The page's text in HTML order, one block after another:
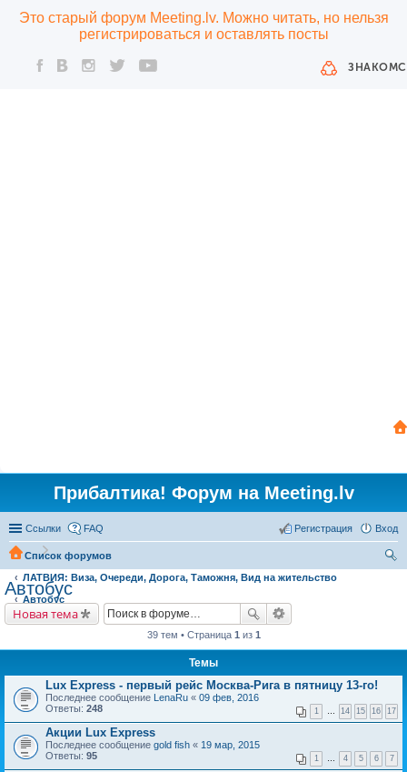
Это старый форум Meeting.lv. Можно читать, но нельзя
регистрироваться и оставлять посты
Прибалтика! Форум на Meeting.lv
Ссылки FAQ Вход
Регистрация
Список форумов
ЛАТВИЯ: Виза, Очереди, Дорога, Таможня, Вид на жительство
Автобус
Автобус
Новая тема
39 тем • Страница 1 из 1
Темы
Lux Express - первый рейс Москва-Рига в пятницу 13-го!
Последнее сообщение LenaRu « 09 фев, 2016
Ответы: 248 1 … 14 15 16 17
Акции Lux Express
Последнее сообщение gold fish « 19 мар, 2015
Ответы: 95 1 … 4 5 6 7